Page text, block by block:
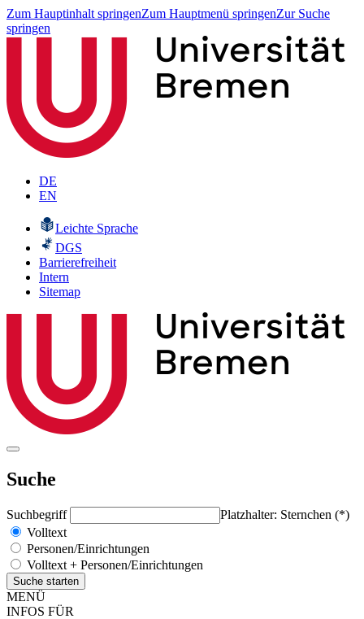
Zum Hauptinhalt springenZum Hauptmenü springenZur Suche
springen
DE
EN
Leichte Sprache
DGS
Barrierefreiheit
Intern
Sitemap
Suche
Suchbegriff
Platzhalter: Sternchen (*)
Volltext
Personen/Einrichtungen
Volltext + Personen/Einrichtungen
MENÜ
INFOS FÜR